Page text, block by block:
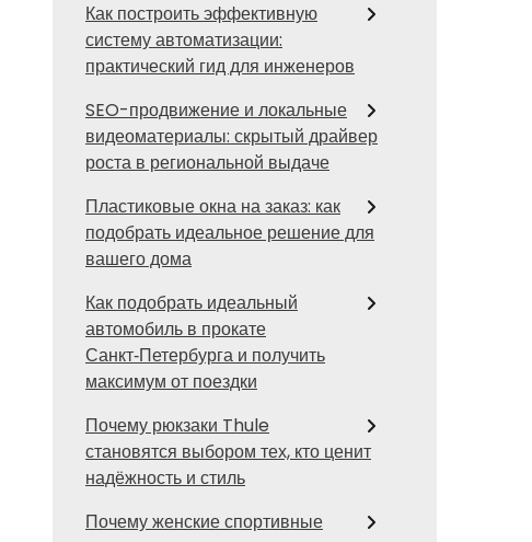
Как построить эффективную
систему автоматизации:
практический гид для инженеров
SEO-продвижение и локальные
видеоматериалы: скрытый драйвер
роста в региональной выдаче
Пластиковые окна на заказ: как
подобрать идеальное решение для
вашего дома
Как подобрать идеальный
автомобиль в прокате
Санкт‑Петербурга и получить
максимум от поездки
Почему рюкзаки Thule
становятся выбором тех, кто ценит
надёжность и стиль
Почему женские спортивные